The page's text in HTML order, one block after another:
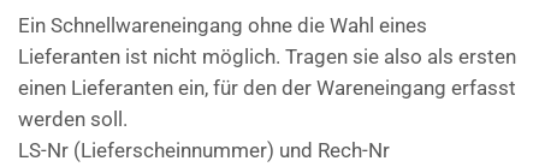
Ein Schnellwareneingang ohne die Wahl eines
Lieferanten ist nicht möglich. Tragen sie also als ersten
einen Lieferanten ein, für den der Wareneingang erfasst
werden soll.
LS-Nr (Lieferscheinnummer) und Rech-Nr